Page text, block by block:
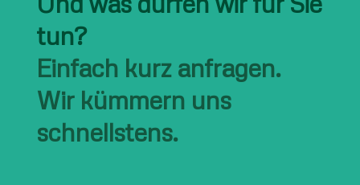
tun?
Einfach kurz anfragen.
Wir kümmern uns
schnellstens.